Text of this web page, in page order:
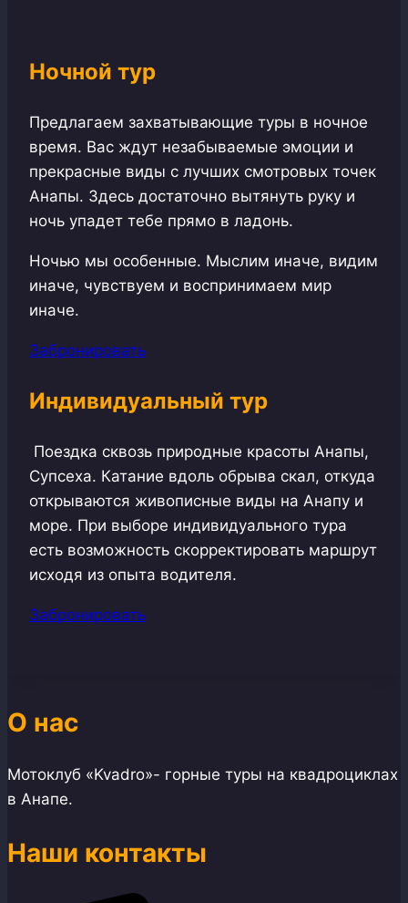
Ночной тур
Предлагаем захватывающие туры в ночное
время. Вас ждут незабываемые эмоции и
прекрасные виды с лучших смотровых точек
Анапы. Здесь достаточно вытянуть руку и
ночь упадет тебе прямо в ладонь.
Ночью мы особенные. Мыслим иначе, видим
иначе, чувствуем и воспринимаем мир
иначе.
Забронировать
Индивидуальный тур
Поездка сквозь природные красоты Анапы,
Супсеха. Катание вдоль обрыва скал, откуда
открываются живописные виды на Анапу и
море. При выборе индивидуального тура
есть возможность скорректировать маршрут
исходя из опыта водителя.
Забронировать
О нас
Мотоклуб «Kvadro»- горные туры на квадроциклах
в Анапе.
Наши контакты